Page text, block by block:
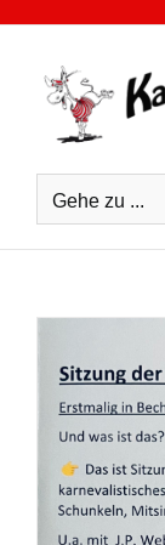
Gehe zu ...